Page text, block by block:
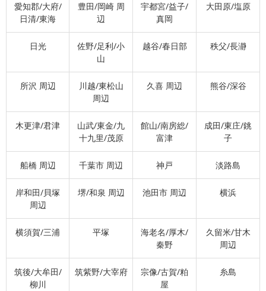
愛知郡/大府/
日清/東海
豊田/岡崎 周
辺
宇都宮/益子/
真岡
大田原/塩原
日光
佐野/足利/小
山
越谷/春日部 秩父/長瀞
所沢 周辺
川越/東松山
周辺
久喜 周辺 熊谷/深谷
木更津/君津
山武/東金/九
十九里/茂原
館山/南房総/
富津
成田/東庄/銚
子
船橋 周辺 千葉市 周辺 神戸 淡路島
岸和田/貝塚
周辺
堺/和泉 周辺 池田市 周辺 横浜
横須賀/三浦 平塚
海老名/厚木/
秦野
久留米/甘木
周辺
筑後/大牟田/
柳川
筑紫野/大宰府
宗像/古賀/粕
屋
糸島